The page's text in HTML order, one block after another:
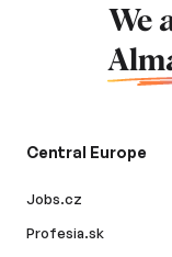
We
Central Europe
Jobs.cz
Profesia.sk